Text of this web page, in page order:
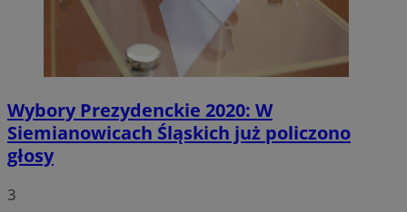
Wybory Prezydenckie 2020: W
Siemianowicach Śląskich już policzono
głosy
3